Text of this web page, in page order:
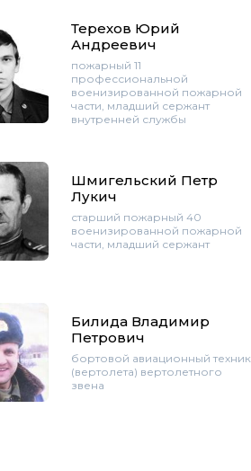
Терехов Юрий
Андреевич
пожарный 11
профессиональной
военизированной пожарной
части, младший сержант
внутренней службы
Шмигельский Петр
Лукич
старший пожарный 40
военизированной пожарной
части, младший сержант
Билида Владимир
Петрович
бортовой авиационный техник
(вертолета) вертолетного
звена